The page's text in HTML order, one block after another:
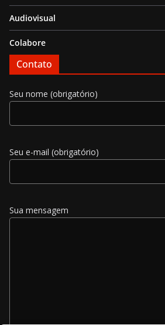
Audiovisual
Colabore
Contato
Seu nome (obrigatório)
Seu e-mail (obrigatório)
Sua mensagem